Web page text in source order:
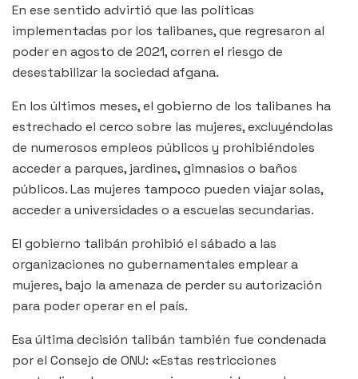
En ese sentido advirtió que las políticas
implementadas por los talibanes, que regresaron al
poder en agosto de 2021, corren el riesgo de
desestabilizar la sociedad afgana.
En los últimos meses, el gobierno de los talibanes ha
estrechado el cerco sobre las mujeres, excluyéndolas
de numerosos empleos públicos y prohibiéndoles
acceder a parques, jardines, gimnasios o baños
públicos. Las mujeres tampoco pueden viajar solas,
acceder a universidades o a escuelas secundarias.
El gobierno talibán prohibió el sábado a las
organizaciones no gubernamentales emplear a
mujeres, bajo la amenaza de perder su autorización
para poder operar en el país.
Esa última decisión talibán también fue condenada
por el Consejo de ONU: «Estas restricciones